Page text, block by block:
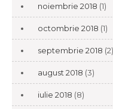
noiembrie 2018 (1)
octombrie 2018 (1)
septembrie 2018 (2)
august 2018 (3)
iulie 2018 (8)